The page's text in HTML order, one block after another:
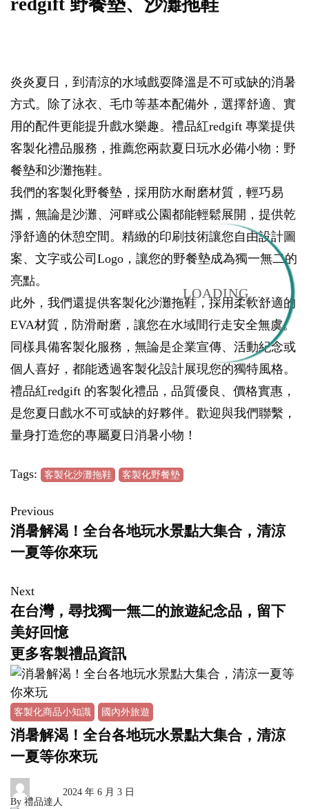
LOADING...
redgift 野餐墊、沙灘拖鞋
炎炎夏日，到清涼的水域戲耍降溫是不可或缺的消暑
方式。除了泳衣、毛巾等基本配備外，選擇舒適、實
用的配件更能提升戲水樂趣。禮品紅redgift 專業提供
客製化禮品服務，推薦您兩款夏日玩水必備小物：野
餐墊和沙灘拖鞋。
我們的客製化野餐墊，採用防水耐磨材質，輕巧易
攜，無論是沙灘、河畔或公園都能輕鬆展開，提供乾
淨舒適的休憩空間。精緻的印刷技術讓您自由設計圖
案、文字或公司Logo，讓您的野餐墊成為獨一無二的
亮點。
此外，我們還提供客製化沙灘拖鞋，採用柔軟舒適的
EVA材質，防滑耐磨，讓您在水域間行走安全無虞。
同樣具備客製化服務，無論是企業宣傳、活動紀念或
個人喜好，都能透過客製化設計展現您的獨特風格。
禮品紅redgift 的客製化禮品，品質優良、價格實惠，
是您夏日戲水不可或缺的好夥伴。歡迎與我們聯繫，
量身打造您的專屬夏日消暑小物！
Tags: 客製化沙灘拖鞋 客製化野餐墊
Previous
消暑解渴！全台各地玩水景點大集合，清涼
一夏等你來玩
Next
在台灣，尋找獨一無二的旅遊紀念品，留下
美好回憶
更多客製禮品資訊
客製化商品小知識 國內外旅遊
消暑解渴！全台各地玩水景點大集合，清涼
一夏等你來玩
By 禮品達人
2024 年 6 月 3 日